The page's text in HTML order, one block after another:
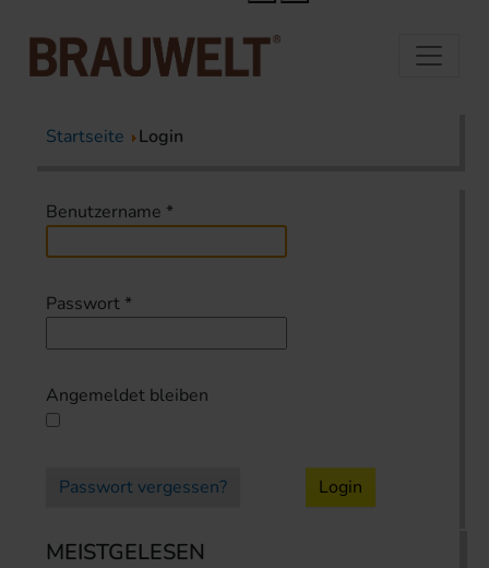
Startseite Login
Benutzername *
Passwort *
Angemeldet bleiben
Passwort vergessen? Login
MEISTGELESEN